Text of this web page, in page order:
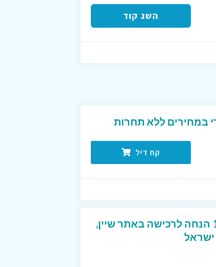
השג קוד
במחירים ללא תחרות
קח דיל
קוד קופון ייחודי שנותן 15% הנחה לרכישה באתר שיין,